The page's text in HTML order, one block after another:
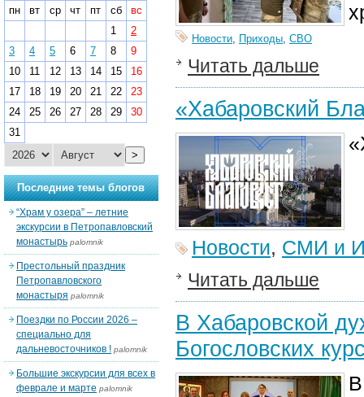
Новости, Приходы, СВО
Читать дальше
«Хабаровский
Новости, СМИ и
Читать дальше
В Хабаровской
Богословских
пн
вт ср чт пт сб
вс
1
2
3
4 5 6 7 8
9
10
11 12 13 14 15
16
17
18 19 20 21 22
23
24
25 26 27 28 29
30
31
>
Последние темы блогов
“Храм у озера” – летние
экскурсии в Петропавловский
монастырь palomnik
Престольный праздник
Петропавловского
монастыря palomnik
Поездки по России 2026 –
специально для
дальневосточников ! palomnik
Большие экскурсии для всех в
феврале и марте palomnik